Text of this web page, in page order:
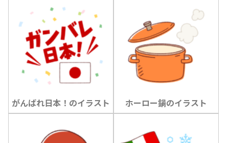
がんばれ日本！のイラスト ホーロー鍋のイラスト